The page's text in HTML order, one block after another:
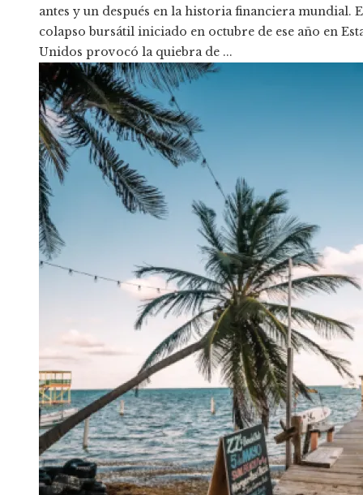
antes y un después en la historia financiera mundial.
colapso bursátil iniciado en octubre de ese año en
Unidos provocó la quiebra de ...